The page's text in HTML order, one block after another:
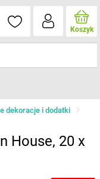
Koszyk
dekoracje i dodatki
House, 20 x